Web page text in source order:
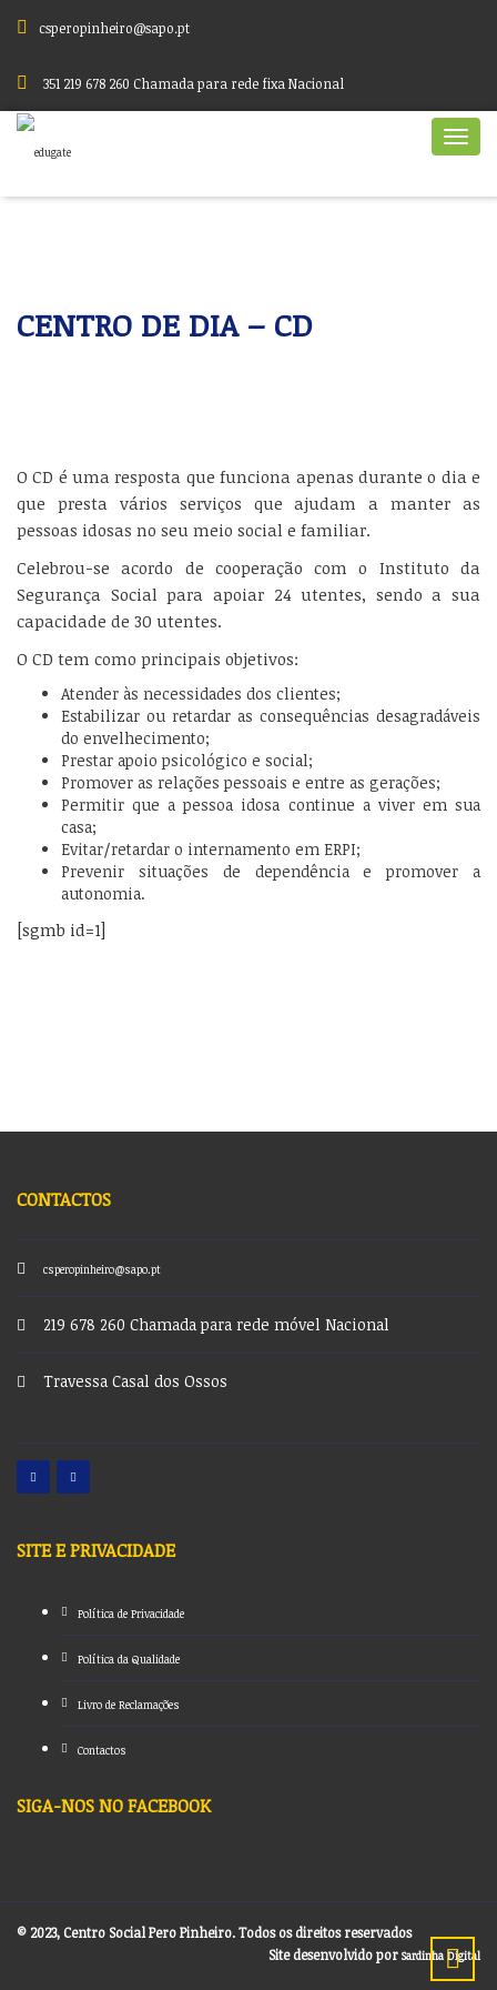
csperopinheiro@sapo.pt
351 219 678 260 Chamada para rede fixa Nacional
CENTRO DE DIA – CD
O CD é uma resposta que funciona apenas durante o dia e
que presta vários serviços que ajudam a manter as
pessoas idosas no seu meio social e familiar.
Celebrou-se acordo de cooperação com o Instituto da
Segurança Social para apoiar 24 utentes, sendo a sua
capacidade de 30 utentes.
O CD tem como principais objetivos:
Atender às necessidades dos clientes;
Estabilizar ou retardar as consequências desagradáveis
do envelhecimento;
Prestar apoio psicológico e social;
Promover as relações pessoais e entre as gerações;
Permitir que a pessoa idosa continue a viver em sua
casa;
Evitar/retardar o internamento em ERPI;
Prevenir situações de dependência e promover a
autonomia.
[sgmb id=1]
CONTACTOS
csperopinheiro@sapo.pt
219 678 260 Chamada para rede móvel Nacional
Travessa Casal dos Ossos
SITE E PRIVACIDADE
Política de Privacidade
Política da Qualidade
Livro de Reclamações
Contactos
SIGA-NOS NO FACEBOOK
© 2023, Centro Social Pero Pinheiro. Todos os direitos reservados
Site desenvolvido por Sardinha Digital